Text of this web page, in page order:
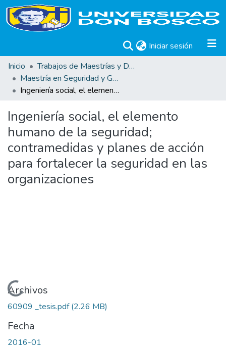
Iniciar sesión (current)
Inicio
Trabajos de Maestrías y Doctorados
Maestría en Seguridad y Gestión de Riesgos Informáticos
Ingeniería social, el elemento humano de la seguridad; contramedidas y planes de acción para fortalecer la seguridad en las organizaciones
Ingeniería social, el elemento
humano de la seguridad;
contramedidas y planes de acción
para fortalecer la seguridad en las
organizaciones
Cargando...
Archivos
60909 _tesis.pdf(2.26 MB)
Fecha
2016-01